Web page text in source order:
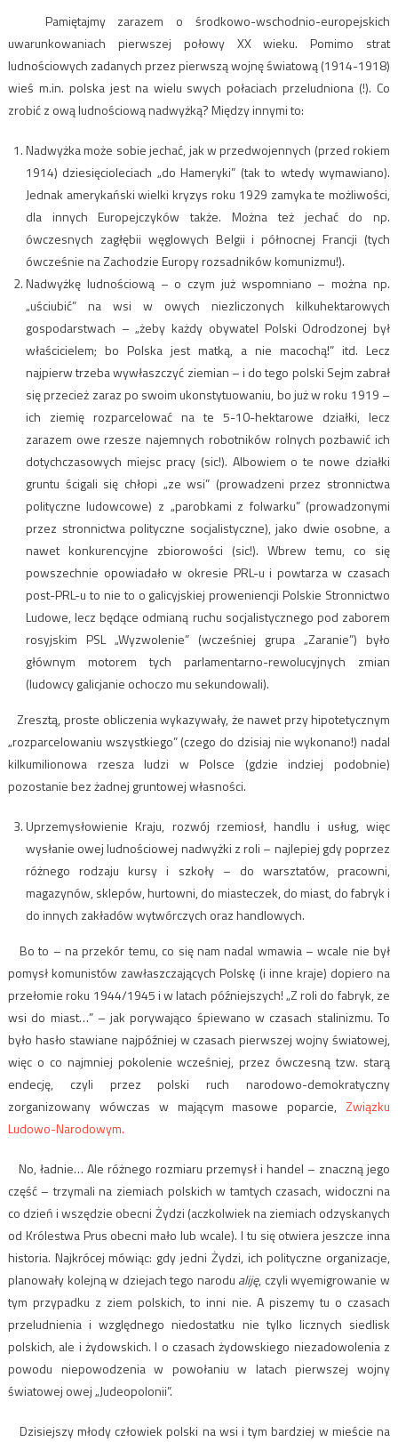
Pamiętajmy zarazem o środkowo-wschodnio-europejskich
uwarunkowaniach pierwszej połowy XX wieku. Pomimo strat
ludnościowych zadanych przez pierwszą wojnę światową (1914-1918)
wieś m.in. polska jest na wielu swych połaciach przeludniona (!). Co
zrobić z ową ludnościową nadwyżką? Między innymi to:
Nadwyżka może sobie jechać, jak w przedwojennych (przed rokiem
1914) dziesięcioleciach „do Hameryki” (tak to wtedy wymawiano).
Jednak amerykański wielki kryzys roku 1929 zamyka te możliwości,
dla innych Europejczyków także. Można też jechać do np.
ówczesnych zagłębii węglowych Belgii i północnej Francji (tych
ówcześnie na Zachodzie Europy rozsadników komunizmu!).
Nadwyżkę ludnościową – o czym już wspomniano – można np.
„uściubić” na wsi w owych niezliczonych kilkuhektarowych
gospodarstwach – „żeby każdy obywatel Polski Odrodzonej był
właścicielem; bo Polska jest matką, a nie macochą!” itd. Lecz
najpierw trzeba wywłaszczyć ziemian – i do tego polski Sejm zabrał
się przecież zaraz po swoim ukonstytuowaniu, bo już w roku 1919 –
ich ziemię rozparcelować na te 5-10-hektarowe działki, lecz
zarazem owe rzesze najemnych robotników rolnych pozbawić ich
dotychczasowych miejsc pracy (sic!). Albowiem o te nowe działki
gruntu ścigali się chłopi „ze wsi” (prowadzeni przez stronnictwa
polityczne ludowcowe) z „parobkami z folwarku” (prowadzonymi
przez stronnictwa polityczne socjalistyczne), jako dwie osobne, a
nawet konkurencyjne zbiorowości (sic!). Wbrew temu, co się
powszechnie opowiadało w okresie PRL-u i powtarza w czasach
post-PRL-u to nie to o galicyjskiej proweniencji Polskie Stronnictwo
Ludowe, lecz będące odmianą ruchu socjalistycznego pod zaborem
rosyjskim PSL „Wyzwolenie” (wcześniej grupa „Zaranie”) było
głównym motorem tych parlamentarno-rewolucyjnych zmian
(ludowcy galicjanie ochoczo mu sekundowali).
Zresztą, proste obliczenia wykazywały, że nawet przy hipotetycznym
„rozparcelowaniu wszystkiego” (czego do dzisiaj nie wykonano!) nadal
kilkumilionowa rzesza ludzi w Polsce (gdzie indziej podobnie)
pozostanie bez żadnej gruntowej własności.
Uprzemysłowienie Kraju, rozwój rzemiosł, handlu i usług, więc
wysłanie owej ludnościowej nadwyżki z roli – najlepiej gdy poprzez
różnego rodzaju kursy i szkoły – do warsztatów, pracowni,
magazynów, sklepów, hurtowni, do miasteczek, do miast, do fabryk i
do innych zakładów wytwórczych oraz handlowych.
Bo to – na przekór temu, co się nam nadal wmawia – wcale nie był
pomysł komunistów zawłaszczających Polskę (i inne kraje) dopiero na
przełomie roku 1944/1945 i w latach późniejszych! „Z roli do fabryk, ze
wsi do miast…” – jak porywająco śpiewano w czasach stalinizmu. To
było hasło stawiane najpóźniej w czasach pierwszej wojny światowej,
więc o co najmniej pokolenie wcześniej, przez ówczesną tzw. starą
endecję, czyli przez polski ruch narodowo-demokratyczny
zorganizowany wówczas w mającym masowe poparcie,Związku
Ludowo-Narodowym.
No, ładnie… Ale różnego rozmiaru przemysł i handel – znaczną jego
część – trzymali na ziemiach polskich w tamtych czasach, widoczni na
co dzień i wszędzie obecni Żydzi (aczkolwiek na ziemiach odzyskanych
od Królestwa Prus obecni mało lub wcale). I tu się otwiera jeszcze inna
historia. Najkrócej mówiąc: gdy jedni Żydzi, ich polityczne organizacje,
planowały kolejną w dziejach tego narodu aliję, czyli wyemigrowanie w
tym przypadku z ziem polskich, to inni nie. A piszemy tu o czasach
przeludnienia i względnego niedostatku nie tylko licznych siedlisk
polskich, ale i żydowskich. I o czasach żydowskiego niezadowolenia z
powodu niepowodzenia w powołaniu w latach pierwszej wojny
światowej owej „Judeopolonii”.
Dzisiejszy młody człowiek polski na wsi i tym bardziej w mieście na